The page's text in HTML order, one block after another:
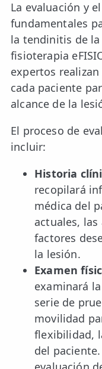
La evaluación y
fundamentales
la tendinitis de la
fisioterapia
expertos
cada paciente
alcance de la
El proceso de
incluir:
Historia
recopilará
médica del
actuales,
factores
la lesión.
Examen
examinará
serie de
movilidad
flexibilidad,
del